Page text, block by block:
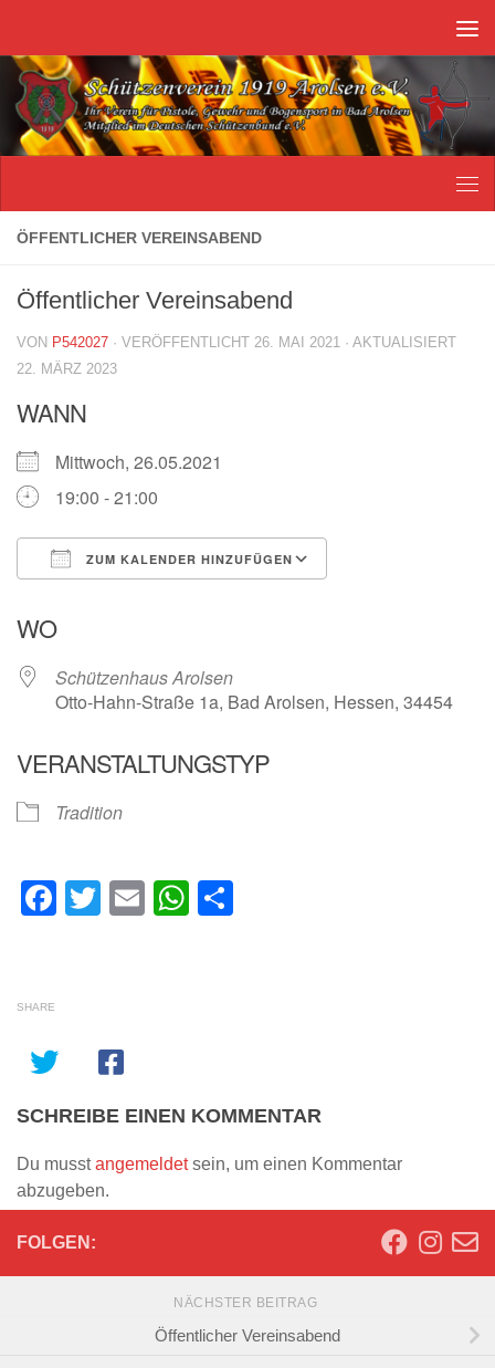
ÖFFENTLICHER VEREINSABEND
Öffentlicher Vereinsabend
VON P542027 · VERÖFFENTLICHT 26. MAI 2021 · AKTUALISIERT
22. MÄRZ 2023
WANN
Mittwoch, 26.05.2021
19:00 - 21:00
ZUM KALENDER HINZUFÜGEN
WO
Schützenhaus Arolsen
Otto-Hahn-Straße 1a, Bad Arolsen, Hessen, 34454
VERANSTALTUNGSTYP
Tradition
Facebook
Twitter
EmailWhatsApp
SHARE
SCHREIBE EINEN KOMMENTAR
Du musstangemeldetsein, um einen Kommentar
abzugeben.
FOLGEN:
NÄCHSTER BEITRAG
Öffentlicher Vereinsabend